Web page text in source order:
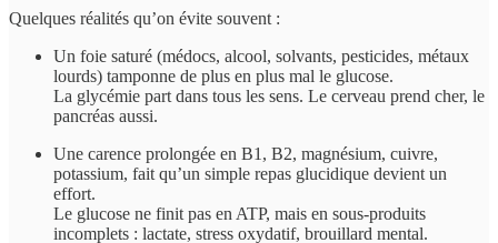
Quelques réalités qu’on évite souvent :
Un foie saturé (médocs, alcool, solvants, pesticides, métaux
lourds) tamponne de plus en plus mal le glucose.
La glycémie part dans tous les sens. Le cerveau prend cher, le
pancréas aussi.
Une carence prolongée en B1, B2, magnésium, cuivre,
potassium, fait qu’un simple repas glucidique devient un
effort.
Le glucose ne finit pas en ATP, mais en sous-produits
incomplets : lactate, stress oxydatif, brouillard mental.